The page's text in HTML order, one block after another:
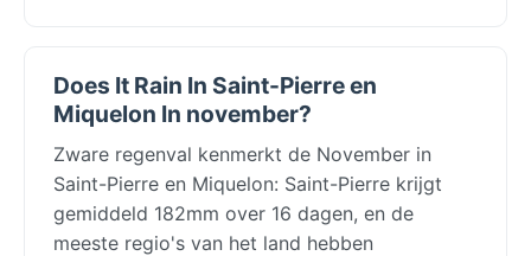
Does It Rain In Saint-Pierre en
Miquelon In november?
Zware regenval kenmerkt de November in
Saint-Pierre en Miquelon: Saint-Pierre krijgt
gemiddeld 182mm over 16 dagen, en de
meeste regio's van het land hebben